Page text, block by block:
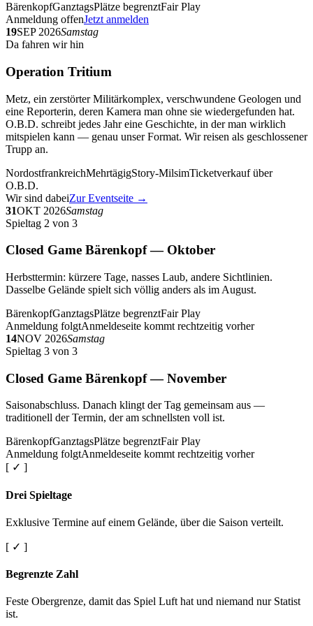
BärenkopfGanztagsPlätze begrenztFair Play
Anmeldung offenJetzt anmelden
19SEP 2026Samstag
Da fahren wir hin
Operation Tritium
Metz, ein zerstörter Militärkomplex, verschwundene Geologen und
eine Reporterin, deren Kamera man ohne sie wiedergefunden hat.
O.B.D. schreibt jedes Jahr eine Geschichte, in der man wirklich
mitspielen kann — genau unser Format. Wir reisen als geschlossener
Trupp an.
NordostfrankreichMehrtägigStory-MilsimTicketverkauf über
O.B.D.
Wir sind dabeiZur Eventseite →
31OKT 2026Samstag
Spieltag 2 von 3
Closed Game Bärenkopf — Oktober
Herbsttermin: kürzere Tage, nasses Laub, andere Sichtlinien.
Dasselbe Gelände spielt sich völlig anders als im August.
BärenkopfGanztagsPlätze begrenztFair Play
Anmeldung folgtAnmeldeseite kommt rechtzeitig vorher
14NOV 2026Samstag
Spieltag 3 von 3
Closed Game Bärenkopf — November
Saisonabschluss. Danach klingt der Tag gemeinsam aus —
traditionell der Termin, der am schnellsten voll ist.
BärenkopfGanztagsPlätze begrenztFair Play
Anmeldung folgtAnmeldeseite kommt rechtzeitig vorher
[ ✓ ]
Drei Spieltage
Exklusive Termine auf einem Gelände, über die Saison verteilt.
[ ✓ ]
Begrenzte Zahl
Feste Obergrenze, damit das Spiel Luft hat und niemand nur Statist
ist.